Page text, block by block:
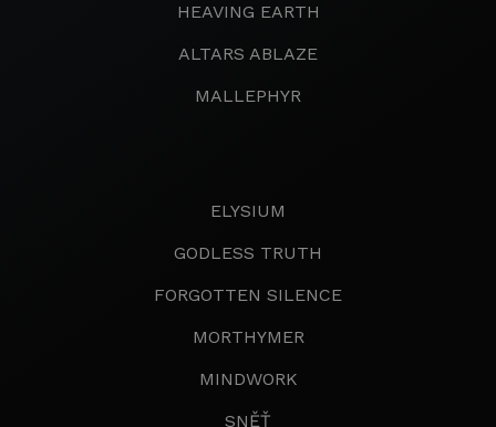
HEAVING EARTH
ALTARS ABLAZE
MALLEPHYR
ELYSIUM
GODLESS TRUTH
FORGOTTEN SILENCE
MORTHYMER
MINDWORK
SNĚŤ